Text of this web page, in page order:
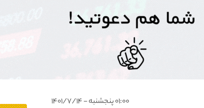
۰۱:۰۰ پنجشنبه - ۱۴۰۱/۷/۱۴